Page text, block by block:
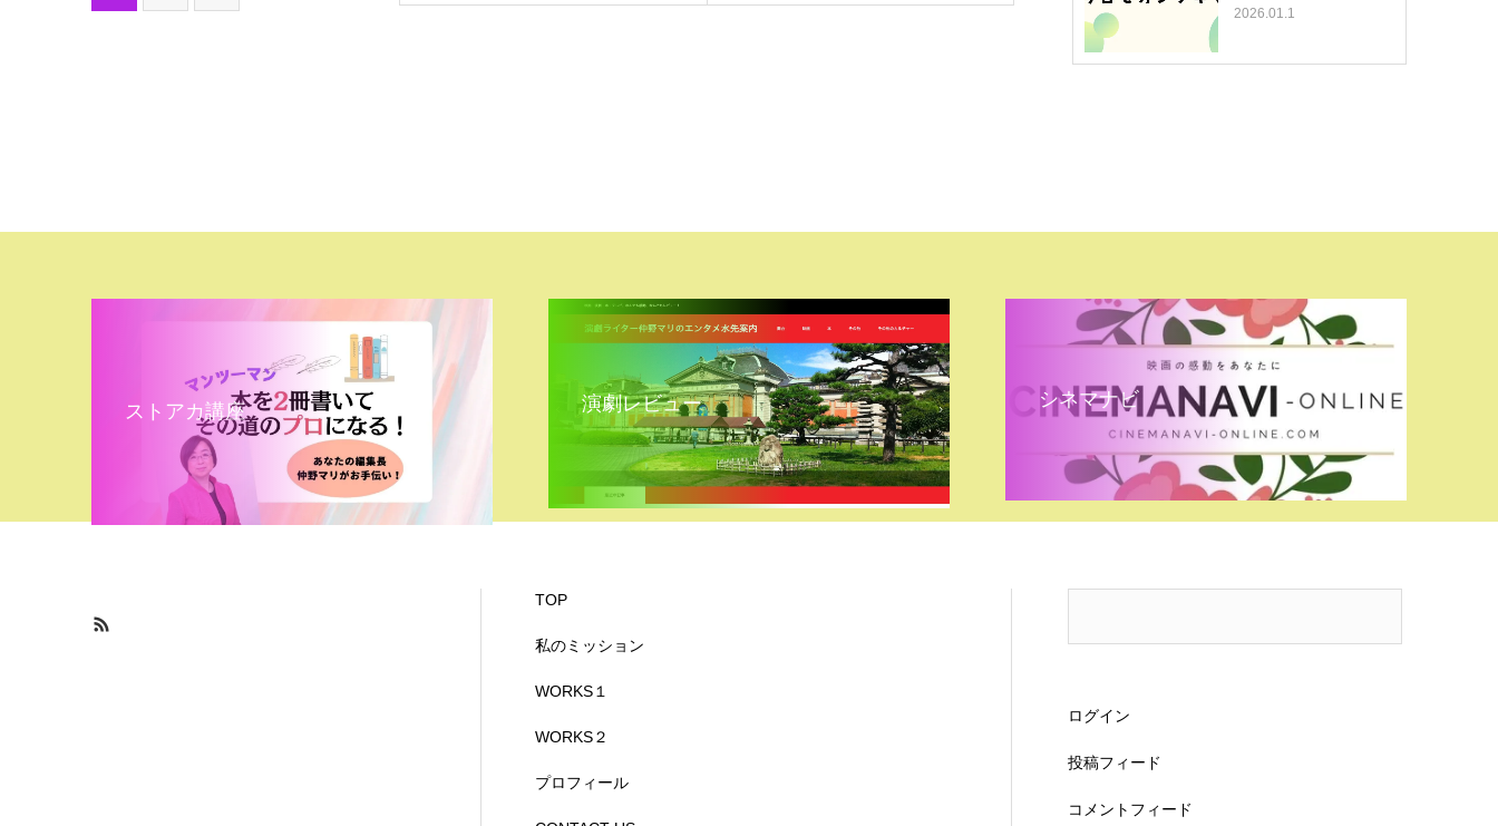
2026.01.1
ストアカ講座 演劇レビュー シネマナビ
TOP
私のミッション
WORKS１
WORKS２
プロフィール
ログイン
投稿フィード
コメントフィード